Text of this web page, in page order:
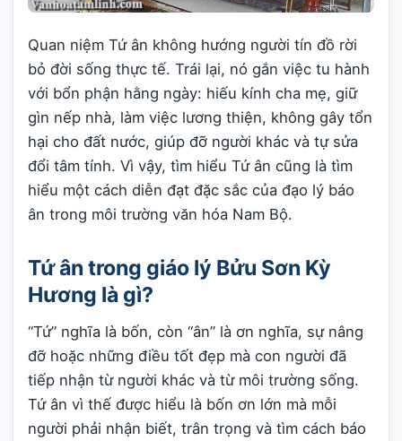
Quan niệm Tứ ân không hướng người tín đồ rời
bỏ đời sống thực tế. Trái lại, nó gắn việc tu hành
với bổn phận hằng ngày: hiếu kính cha mẹ, giữ
gìn nếp nhà, làm việc lương thiện, không gây tổn
hại cho đất nước, giúp đỡ người khác và tự sửa
đổi tâm tính. Vì vậy, tìm hiểu Tứ ân cũng là tìm
hiểu một cách diễn đạt đặc sắc của đạo lý báo
ân trong môi trường văn hóa Nam Bộ.
Tứ ân trong giáo lý Bửu Sơn Kỳ
Hương là gì?
“Tứ” nghĩa là bốn, còn “ân” là ơn nghĩa, sự nâng
đỡ hoặc những điều tốt đẹp mà con người đã
tiếp nhận từ người khác và từ môi trường sống.
Tứ ân vì thế được hiểu là bốn ơn lớn mà mỗi
người phải nhận biết, trân trọng và tìm cách báo